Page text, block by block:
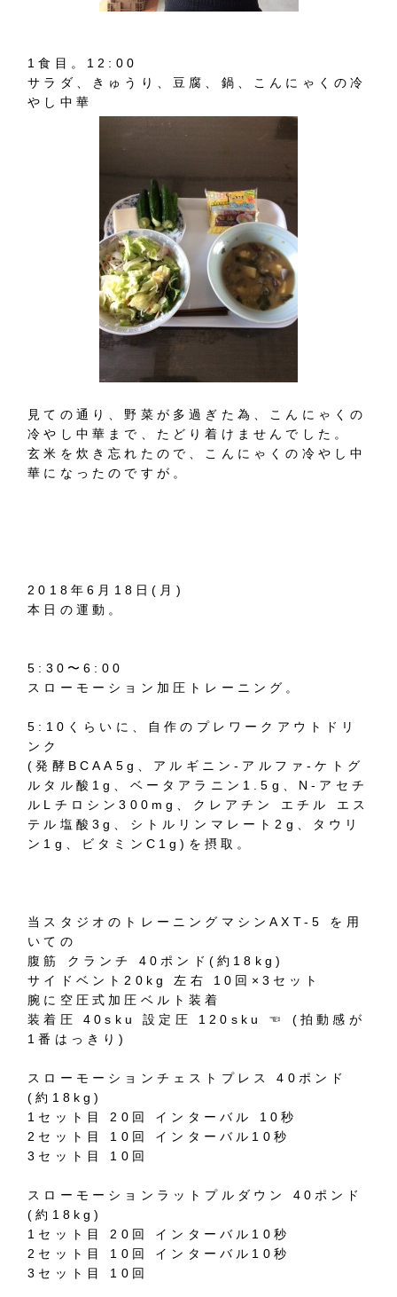
1食目。12:00
サラダ、きゅうり、豆腐、鍋、こんにゃくの冷
やし中華
見ての通り、野菜が多過ぎた為、こんにゃくの
冷やし中華まで、たどり着けませんでした。
玄米を炊き忘れたので、こんにゃくの冷やし中
華になったのですが。
2018年6月18日(月)
本日の運動。
5:30〜6:00
スローモーション加圧トレーニング。
5:10くらいに、自作のプレワークアウトドリ
ンク
(発酵BCAA5g、アルギニン-アルファ-ケトグ
ルタル酸1g、ベータアラニン1.5g、N-アセチ
ルLチロシン300mg、クレアチン エチル エス
テル塩酸3g、シトルリンマレート2g、タウリ
ン1g、ビタミンC1g)を摂取。
当スタジオのトレーニングマシンAXT-5 を用
いての
腹筋 クランチ 40ポンド(約18kg)
サイドベント20kg 左右 10回×3セット
腕に空圧式加圧ベルト装着
装着圧 40sku 設定圧 120sku ☜ (拍動感が
1番はっきり)
スローモーションチェストプレス 40ポンド
(約18kg)
1セット目 20回 インターバル 10秒
2セット目 10回 インターバル10秒
3セット目 10回
スローモーションラットプルダウン 40ポンド
(約18kg)
1セット目 20回 インターバル10秒
2セット目 10回 インターバル10秒
3セット目 10回